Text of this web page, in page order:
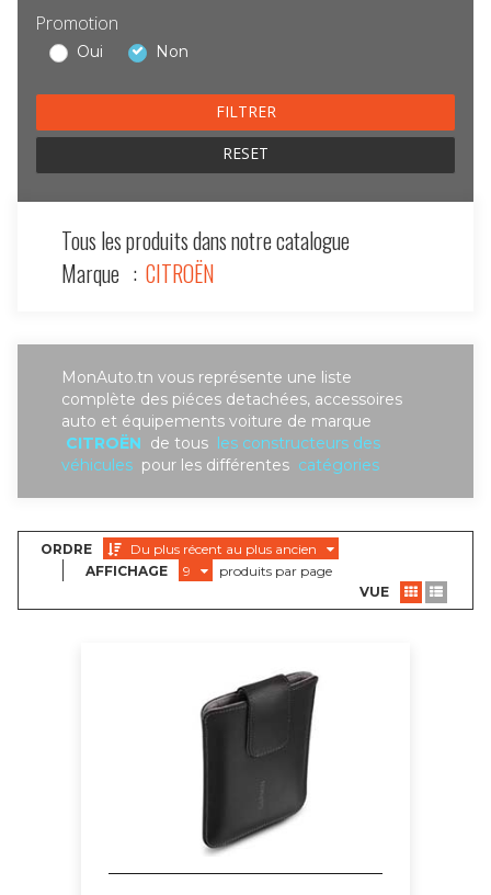
Promotion
Oui Non
RESET
Tous les produits dans notre catalogue
Marque : CITROËN
MonAuto.tn vous représente une liste
complète des piéces detachées, accessoires
auto et équipements voiture de marque
CITROËN de tous les constructeurs des
véhicules pour les différentes catégories
ORDRE
Du plus récent au plus ancien
AFFICHAGE
9
produits par page
VUE